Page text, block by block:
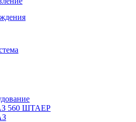
560 ШТАЕР